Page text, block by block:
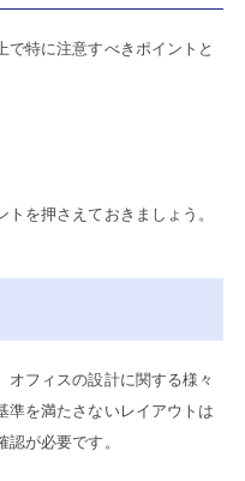
で特に注意すべきポイントと
を押さえておきましょう。
オフィスの設計に関する様々
準を満たさないレイアウトは
が必要です。